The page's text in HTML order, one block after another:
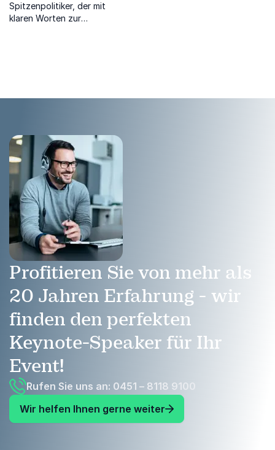
Spitzenpolitiker, der mit
klaren Worten zur
Profitieren Sie von mehr als
20 Jahren Erfahrung - wir
finden den perfekten
Keynote-Speaker für Ihr
Event!
Rufen Sie uns an: 0451 – 8118 9100
Wir helfen Ihnen gerne weiter